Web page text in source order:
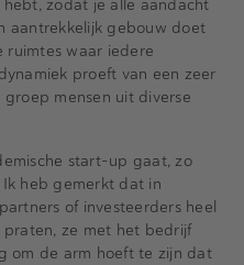
zodat je alle aandacht
aantrekkelijk gebouw doet
ruimtes waar iedere
proeft van een zeer
mensen uit diverse
start-up gaat, zo
heb gemerkt dat in
of investeerders heel
praten, ze met het bedrijf
om de arm hoeft te zijn dat